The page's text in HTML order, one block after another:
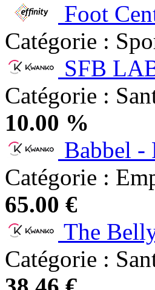
Foot
Catégorie :
SFB
Catégorie :
10.00 %
Babbel -
Catégorie :
65.00 €
The
Catégorie :